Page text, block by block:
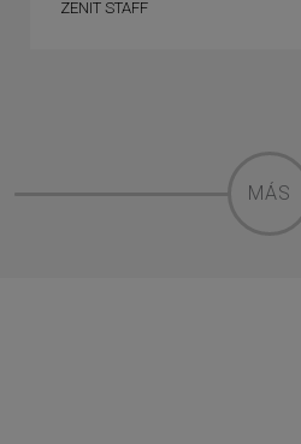
ZENIT STAFF
MÁS